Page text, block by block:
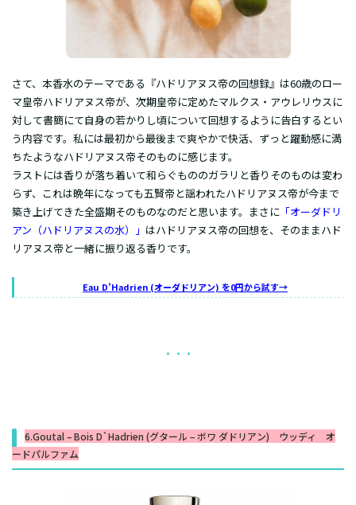
さて、本香水のテーマである『ハドリアヌス帝の回想録』は60歳のロー
マ皇帝ハドリアヌス帝が、次期皇帝に定めたマルクス・アウレリウスに
対して書簡にて自身の若かりし頃について回想するように告白するとい
う内容です。私には最初から最後まで爽やかで快活、ずっと躍動感に満
ちたようなハドリアヌス帝そのものに感じます。
ラストには香りが落ち着いて和らぐもののガラリと香りそのものは変わ
らず、これは晩年になっても五賢帝と謡われたハドリアヌス帝が今まで
築き上げてきた全盛期そのものなのだと思います。まさに 「オーダドリ
アン（ハドリアヌスの水）」 はハドリアヌス帝の回想を、そのままハド
リアヌス帝と一緒に振り返る香りです。
Eau D’Hadrien (オーダドリアン) を0円から試す→
・・・
6.Goutal – Bois D`Hadrien (グタール – ボワ ダドリアン) ウッディ オ
ードパルファム